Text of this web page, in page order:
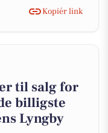
Kopiér link
til salg for
billigste
Lyngby